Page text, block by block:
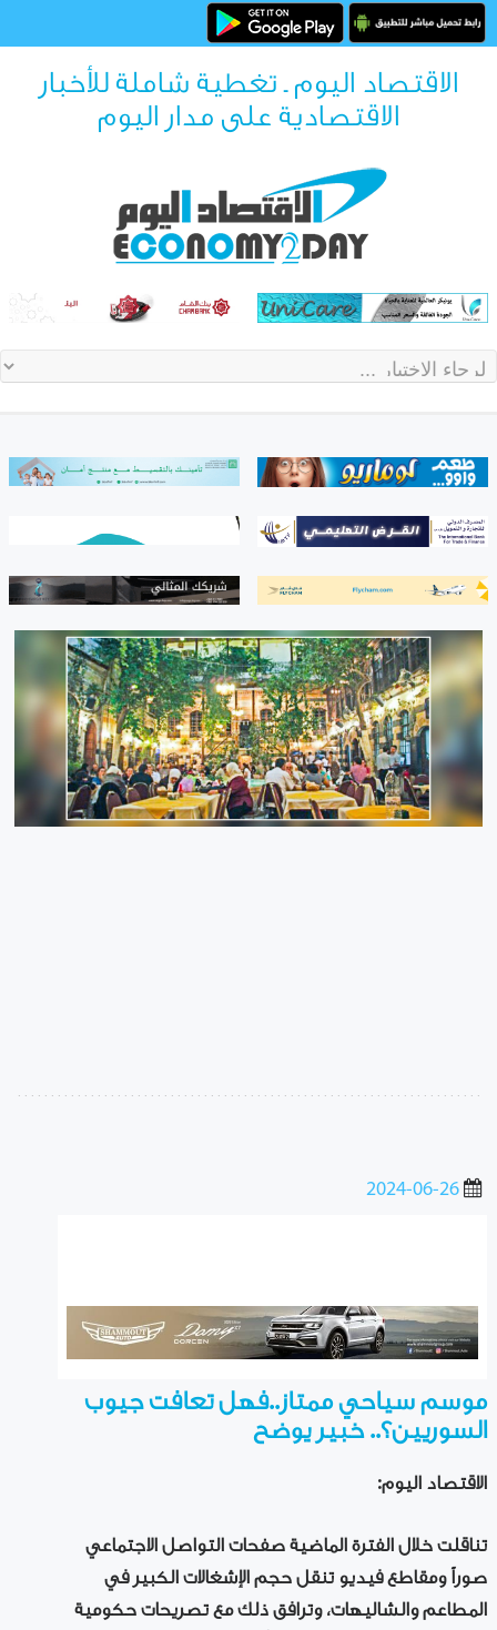
الاقتصاد اليوم ـ تغطية شاملة للأخبار
الاقتصادية على مدار اليوم
2024-06-26
موسم سياحي ممتاز..فهل تعافت جيوب
السوريين؟.. خبير يوضح
الاقتصاد اليوم:
تناقلت خلال الفترة الماضية صفحات التواصل الاجتماعي
صوراً ومقاطع فيديو تنقل حجم الإشغالات الكبير في
المطاعم والشاليهات، وترافق ذلك مع تصريحات حكومية